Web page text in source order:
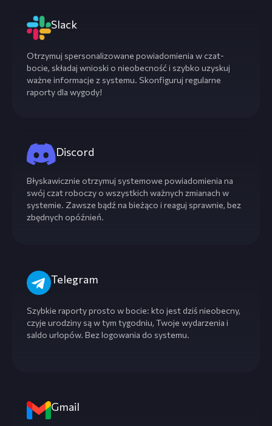
Slack
Otrzymuj spersonalizowane powiadomienia w czat-
bocie, składaj wnioski o nieobecność i szybko uzyskuj
ważne informacje z systemu. Skonfiguruj regularne
raporty dla wygody!
Discord
Błyskawicznie otrzymuj systemowe powiadomienia na
swój czat roboczy o wszystkich ważnych zmianach w
systemie. Zawsze bądź na bieżąco i reaguj sprawnie, bez
zbędnych opóźnień.
Telegram
Szybkie raporty prosto w bocie: kto jest dziś nieobecny,
czyje urodziny są w tym tygodniu, Twoje wydarzenia i
saldo urlopów. Bez logowania do systemu.
Gmail